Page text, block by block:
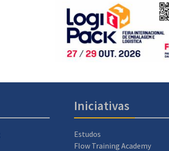
Iniciativas
Estudos
Flow Training Academy